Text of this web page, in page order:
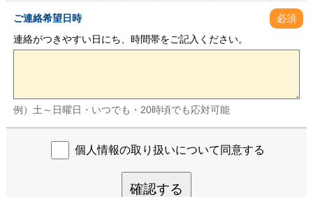
ご連絡希望日時
必須
連絡がつきやすい日にち、時間帯をご記入ください。
例）土～日曜日・いつでも・20時頃でも応対可能
個人情報の取り扱いについて同意する
確認する